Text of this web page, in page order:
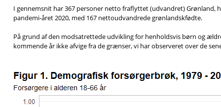
I gennemsnit har 367 personer netto fraflyttet (udvandret) Grønland,
pandemi-året 2020, med 167 nettoudvandrede grønlandskfødte.
På grund af den modsatrettede udvikling for henholdsvis børn og
kommende år ikke afvige fra de grænser, vi har observeret over de